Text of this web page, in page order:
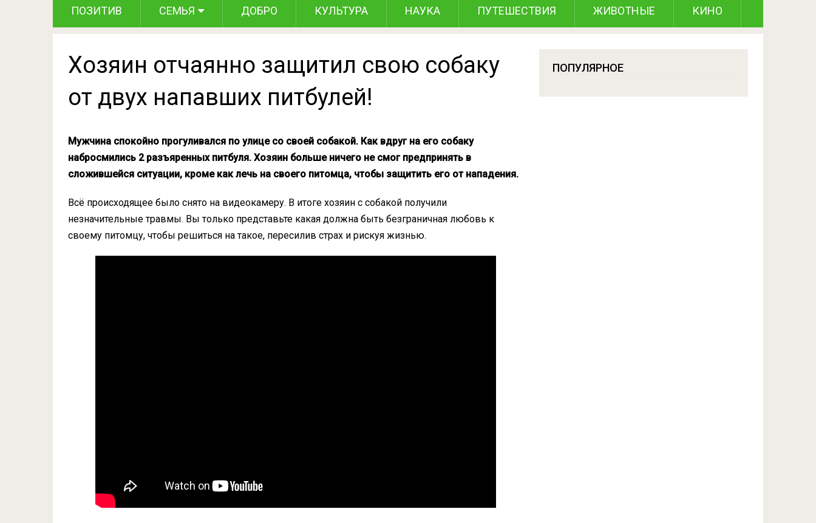
ПОЗИТИВ СЕМЬЯ ДОБРО КУЛЬТУРА НАУКА ПУТЕШЕСТВИЯ ЖИВОТНЫЕ КИНО
Хозяин отчаянно защитил свою собаку
от двух напавших питбулей!
Мужчина спокойно прогуливался по улице со своей собакой. Как вдруг на его собаку
набросмились 2 разъяренных питбуля. Хозяин больше ничего не смог предпринять в
сложившейся ситуации, кроме как лечь на своего питомца, чтобы защитить его от нападения.
Всё происходящее было снято на видеокамеру. В итоге хозяин с собакой получили
незначительные травмы. Вы только представьте какая должна быть безграничная любовь к
своему питомцу, чтобы решиться на такое, пересилив страх и рискуя жизнью.
ПОПУЛЯРНОЕ